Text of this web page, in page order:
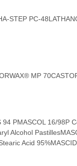
STEP PC-48
MP 70
94 PMASCOL 16/98P
Alcohol Pastilles
Acid 95%